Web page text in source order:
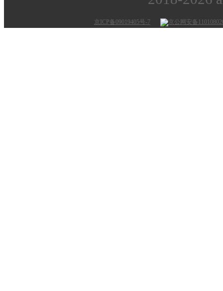
京ICP备09019405号-7 京公网安备